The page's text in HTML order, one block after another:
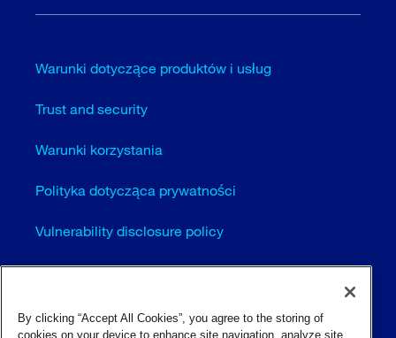
Warunki dotyczące produktów i usług
Trust and security
Warunki korzystania
Polityka dotycząca prywatności
Vulnerability disclosure policy
Cookie settings (EN)
Sitemap
By clicking “Accept All Cookies”, you agree to the storing of
cookies on your device to enhance site navigation, analyze site